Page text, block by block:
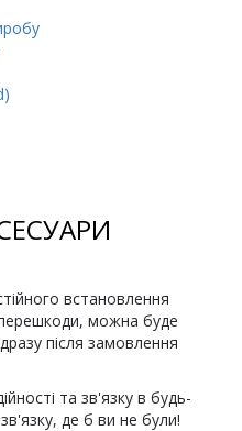
встановлення
перешкоди, можна буде
після замовлення
та зв'язку в будь-
де б ви не були!